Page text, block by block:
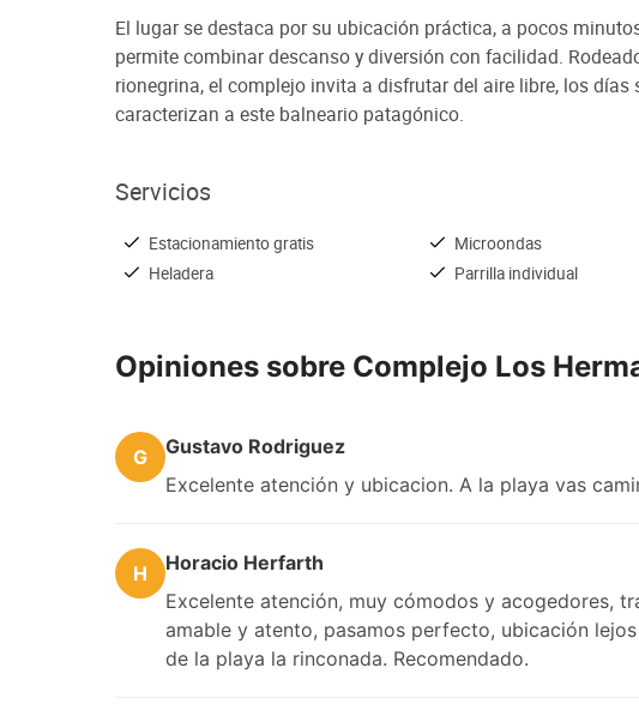
El lugar se destaca por su ubicación práctica, a pocos
permite combinar descanso y diversión con facilidad.
rionegrina, el complejo invita a disfrutar del aire libre, los días
caracterizan a este balneario patagónico.
Servicios
Estacionamiento gratis
Heladera
Microondas
Parrilla individual
Opiniones sobre Complejo Los
G
Gustavo Rodriguez
Excelente atención y ubicacion. A la playa vas
H
Horacio Herfarth
Excelente atención, muy cómodos y acogedores,
amable y atento, pasamos perfecto, ubicación
de la playa la rinconada. Recomendado.